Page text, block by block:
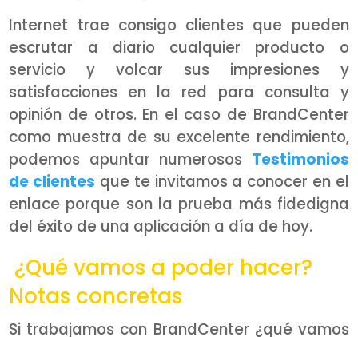
Internet trae consigo clientes que pueden
escrutar a diario cualquier producto o
servicio y volcar sus impresiones y
satisfacciones en la red para consulta y
opinión de otros. En el caso de BrandCenter
como muestra de su excelente rendimiento,
podemos apuntar numerosos Testimonios
de clientes que te invitamos a conocer en el
enlace porque son la prueba más fidedigna
del éxito de una aplicación a día de hoy.
¿Qué vamos a poder hacer?
Notas concretas
Si trabajamos con BrandCenter ¿qué vamos